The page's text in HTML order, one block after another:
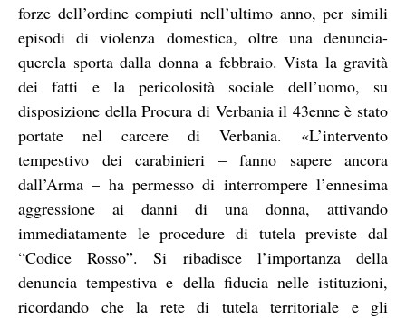
forze dell’ordine compiuti nell’ultimo anno, per simili
episodi di violenza domestica, oltre una denuncia-
querela sporta dalla donna a febbraio. Vista la gravità
dei fatti e la pericolosità sociale dell’uomo, su
disposizione della Procura di Verbania il 43enne è stato
portate nel carcere di Verbania. «L’intervento
tempestivo dei carabinieri – fanno sapere ancora
dall’Arma – ha permesso di interrompere l’ennesima
aggressione ai danni di una donna, attivando
immediatamente le procedure di tutela previste dal
“Codice Rosso”. Si ribadisce l’importanza della
denuncia tempestiva e della fiducia nelle istituzioni,
ricordando che la rete di tutela territoriale e gli